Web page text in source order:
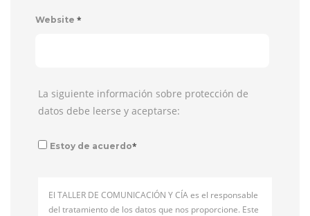
Website *
La siguiente información sobre protección de
datos debe leerse y aceptarse:
Estoy de acuerdo*
El TALLER DE COMUNICACIÓN Y CÍA es el responsable
del tratamiento de los datos que nos proporcione. Este